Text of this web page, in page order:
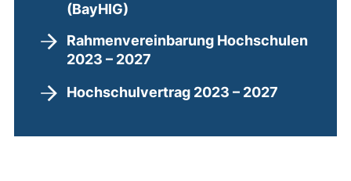
(BayHIG)
Rahmenvereinbarung Hochschulen
2023 – 2027
Hochschulvertrag 2023 – 2027